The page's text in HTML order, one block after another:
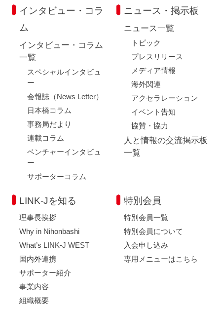
インタビュー・コラ
ム
インタビュー・コラム
一覧
スペシャルインタビュ
ー
会報誌（News Letter）
日本橋コラム
事務局だより
連載コラム
ベンチャーインタビュ
ー
サポーターコラム
ニュース・掲示板
ニュース一覧
トピック
プレスリリース
メディア情報
海外関連
アクセラレーション
イベント告知
協賛・協力
人と情報の交流掲示板
一覧
LINK-Jを知る
理事長挨拶
Why in Nihonbashi
What’s LINK-J WEST
国内外連携
サポーター紹介
事業内容
組織概要
特別会員
特別会員一覧
特別会員について
入会申し込み
専用メニューはこちら